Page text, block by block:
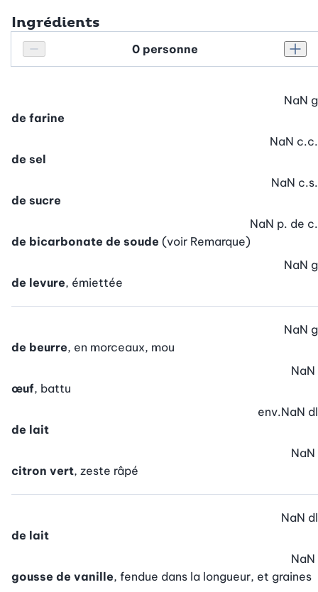
Ingrédients
Réduire le nombre de personnes
Personnes
de farine
NaN g
de sel
NaN c.c.
de sucre
NaN c.s.
de bicarbonate de soude (voir Remarque)
NaN p. de c.
de levure, émiettée
NaN g
de beurre, en morceaux, mou
NaN g
œuf, battu
NaN
de lait
env.NaN dl
citron vert, zeste râpé
NaN
de lait
NaN dl
gousse de vanille, fendue dans la longueur, et graines
NaN